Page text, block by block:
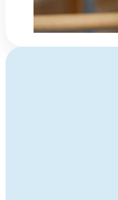
Har du spørsmål